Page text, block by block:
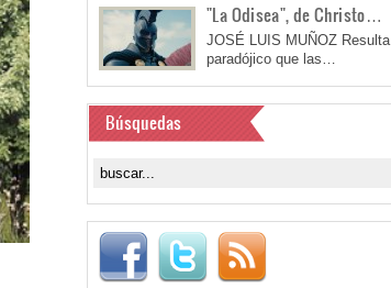
"La Odisea", de Christo…
JOSÉ LUIS MUÑOZ Resulta
paradójico que las…
Búsquedas